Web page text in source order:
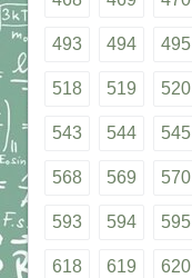
493 494 495
518 519 520
543 544 545
568 569 570
593 594 595
618 619 620